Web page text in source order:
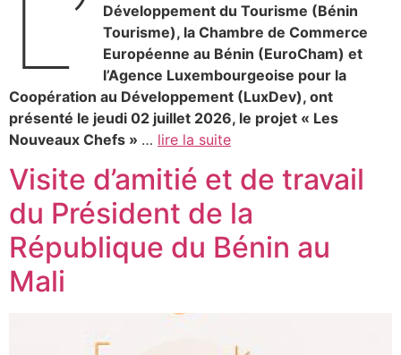
Développement du Tourisme (Bénin
Tourisme), la Chambre de Commerce
Européenne au Bénin (EuroCham) et
l’Agence Luxembourgeoise pour la
Coopération au Développement (LuxDev), ont
présenté le jeudi 02 juillet 2026, le projet « Les
Nouveaux Chefs » … lire la suite
Visite d’amitié et de travail
du Président de la
République du Bénin au
Mali